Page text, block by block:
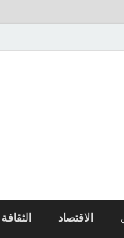
الاقتصاد الثقافة